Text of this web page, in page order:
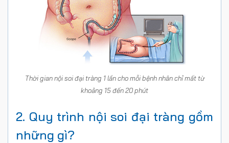
Thời gian nội soi đại tràng 1 lần cho mỗi bệnh nhân chỉ mất từ
khoảng 15 đến 20 phút
2. Quy trình nội soi đại tràng gồm
những gì?